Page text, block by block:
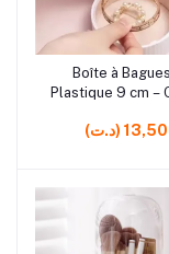
rrrrrr10
Ajouter au
Boîte à
Plastique 9 cm –
pour bijoux
13,500